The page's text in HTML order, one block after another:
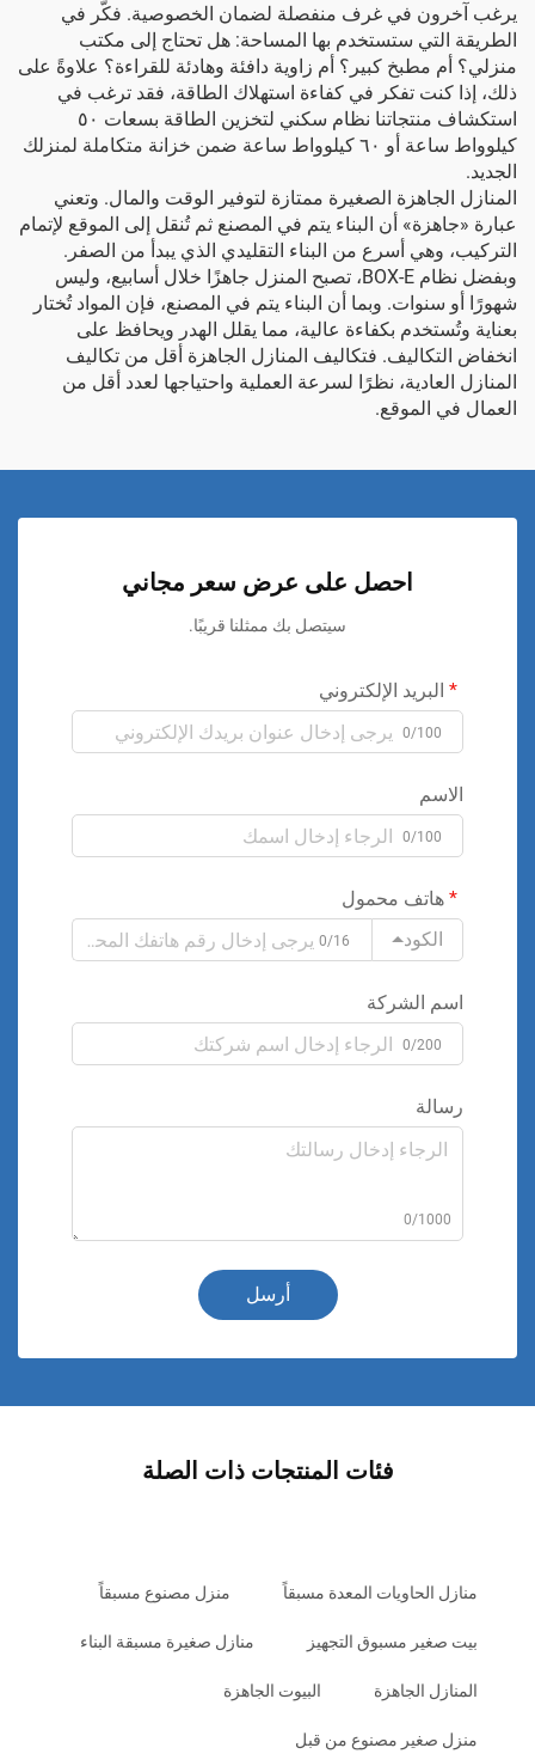
يرغب آخرون في غرف منفصلة لضمان الخصوصية. فكّر في
الطريقة التي ستستخدم بها المساحة: هل تحتاج إلى مكتب
منزلي؟ أم مطبخ كبير؟ أم زاوية دافئة وهادئة للقراءة؟ علاوةً على
ذلك، إذا كنت تفكر في كفاءة استهلاك الطاقة، فقد ترغب في
استكشاف منتجاتنا
نظام سكني لتخزين الطاقة بسعات ٥٠
كيلوواط ساعة أو ٦٠ كيلوواط ساعة ضمن خزانة متكاملة
لمنزلك
الجديد.
المنازل الجاهزة الصغيرة ممتازة لتوفير الوقت والمال. وتعني
عبارة «جاهزة» أن البناء يتم في المصنع ثم تُنقل إلى الموقع لإتمام
التركيب، وهي أسرع من البناء التقليدي الذي يبدأ من الصفر.
وبفضل نظام BOX-E، تصبح المنزل جاهزًا خلال أسابيع، وليس
شهورًا أو سنوات. وبما أن البناء يتم في المصنع، فإن المواد تُختار
بعناية وتُستخدم بكفاءة عالية، مما يقلل الهدر ويحافظ على
انخفاض التكاليف. فتكاليف المنازل الجاهزة أقل من تكاليف
المنازل العادية، نظرًا لسرعة العملية واحتياجها لعدد أقل من
العمال في الموقع.
احصل على عرض سعر مجاني
سيتصل بك ممثلنا قريبًا.
البريد الإلكتروني
0/100
الاسم
0/100
هاتف محمول
الكود
0/16
اسم الشركة
0/200
رسالة
0/1000
أرسل
فئات المنتجات ذات الصلة
منازل الحاويات المعدة مسبقاً منزل مصنوع مسبقاً
بيت صغير مسبوق التجهيز منازل صغيرة مسبقة البناء
المنازل الجاهزة البيوت الجاهزة
منزل صغير مصنوع من قبل